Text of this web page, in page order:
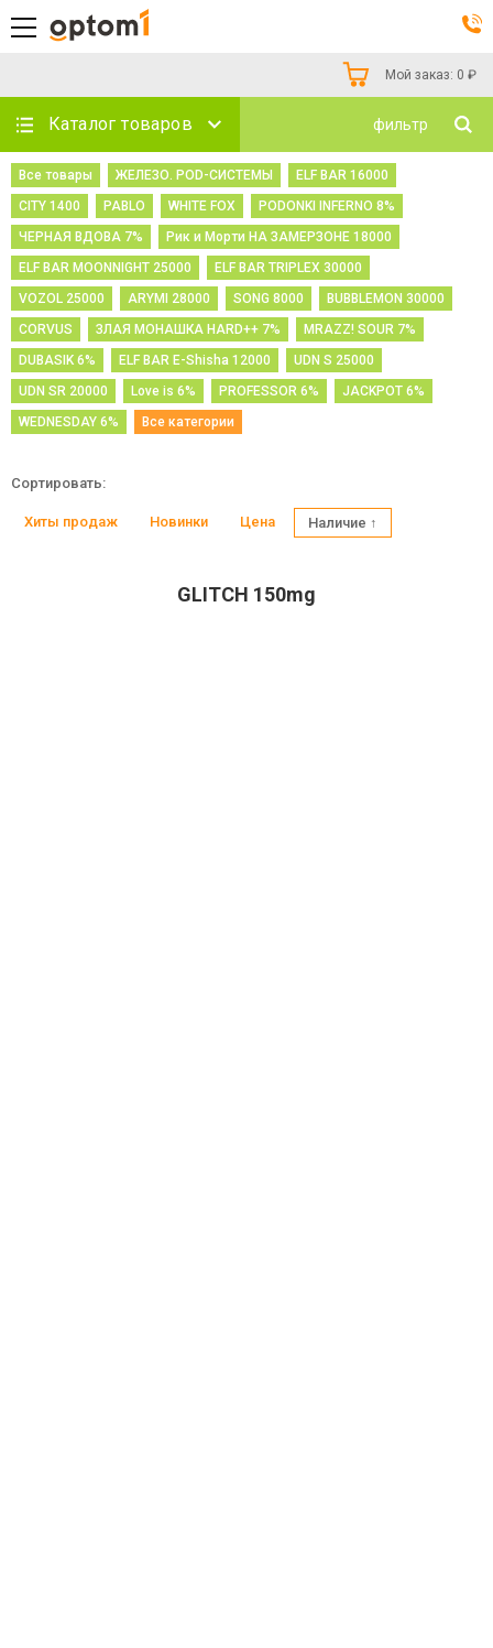
Мой заказ: 0 ₽
Каталог товаров фильтр
Все товары ЖЕЛЕЗО. POD-СИСТЕМЫ
ELF BAR 16000
CITY 1400
PABLO WHITE FOX
PODONKI INFERNO 8%
ЧЕРНАЯ ВДОВА 7%
Рик и Морти НА ЗАМЕРЗОНЕ 18000
ELF BAR MOONNIGHT 25000
ELF BAR TRIPLEX 30000
VOZOL 25000
ARYMI 28000 SONG 8000
BUBBLEMON 30000
CORVUS
ЗЛАЯ МОНАШКА HARD++ 7%
MRAZZ! SOUR 7%
DUBASIK 6%
ELF BAR E-Shisha 12000
UDN S 25000
UDN SR 20000
Love is 6% PROFESSOR 6%
JACKPOT 6%
WEDNESDAY 6%
Все категории
Сортировать:
Хиты продаж Новинки Цена Наличие ↑
GLITCH 150mg